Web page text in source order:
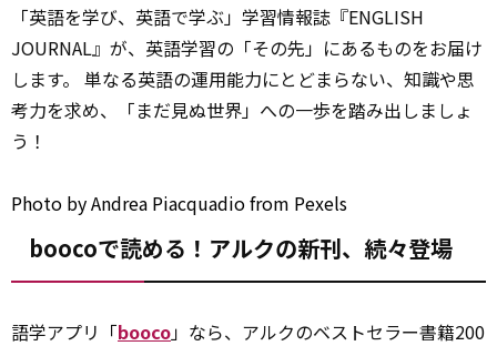
「英語を学び、英語で学ぶ」学習情報誌『ENGLISH
JOURNAL』が、英語学習の「その先」にあるものをお届け
します。 単なる英語の運用能力にとどまらない、知識や思
考力を求め、「まだ見ぬ世界」への一歩を踏み出しましょ
う！
Photo byAndrea Piacquadiofrom Pexels
boocoで読める！アルクの新刊、続々登場
語学アプリ「booco」なら、アルクのベストセラー書籍200